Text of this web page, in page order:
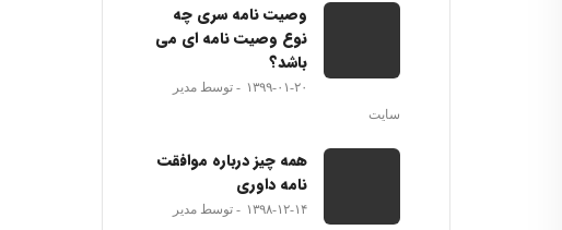
وصیت نامه سری چه
نوع وصیت نامه ای می
باشد؟
۱۳۹۹-۰۱-۲۰
توسط مدیر
سایت
همه چیز درباره موافقت
نامه داوری
۱۳۹۸-۱۲-۱۴
توسط مدیر